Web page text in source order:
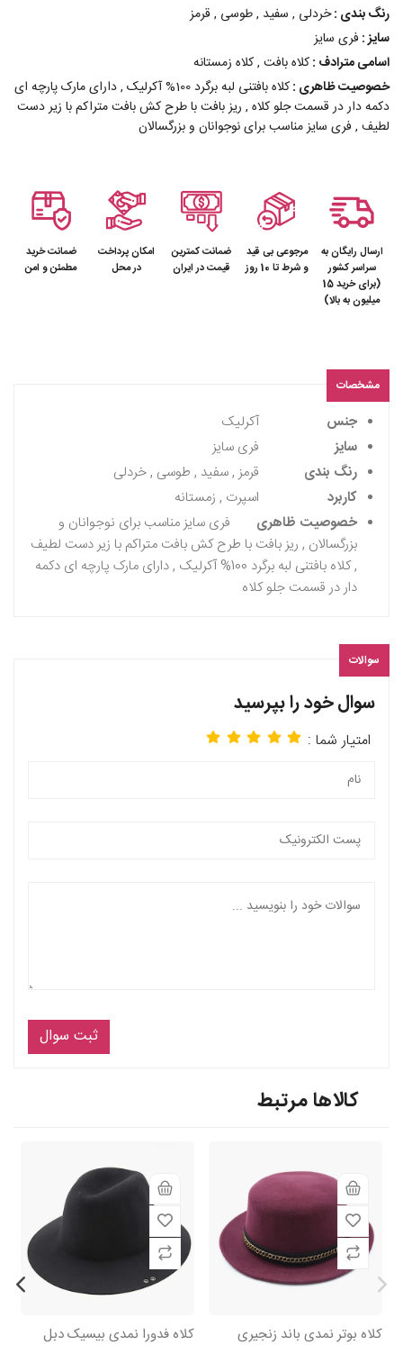
رنگ بندی :خردلی , سفید , طوسی , قرمز
سایز : فری سایز
اسامی مترادف :کلاه بافت , کلاه زمستانه
خصوصیت ظاهری :
کلاه بافتنی لبه برگرد 100% آکرلیک , دارای مارک پارچه ای
دکمه دار در قسمت جلو کلاه , ریز بافت با طرح کش بافت متراکم با زیر دست
لطیف , فری سایز مناسب برای نوجوانان و بزرگسالان
ارسال رایگان به
سراسر کشور
(برای خرید 15
میلیون به بالا)
مرجوعی بی قید
و شرط تا 10 روز
ضمانت کمترین
قیمت در ایران
امکان پرداخت
در محل
ضمانت خرید
مطمئن و امن
مشخصات
جنس
آکرلیک
سایز
فری سایز
رنگ بندی
قرمز , سفید , طوسی , خردلی
کاربرد
اسپرت , زمستانه
خصوصیت ظاهری
فری سایز مناسب برای نوجوانان و
بزرگسالان , ریز بافت با طرح کش بافت متراکم با زیر دست لطیف
, کلاه بافتنی لبه برگرد 100% آکرلیک , دارای مارک پارچه ای دکمه
دار در قسمت جلو کلاه
سوالات
سوال خود را بپرسید
امتیار شما :
ثبت سوال
کالاها مرتبط
کلاه بوتر نمدی باند زنجیری
کلاه فدورا نمدی بیسیک دبل